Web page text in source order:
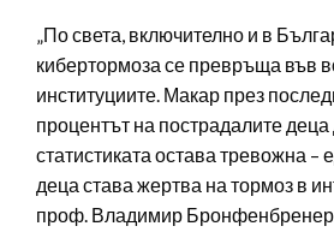
„По света, включително и в
кибертормоза се превръща във
институциите. Макар през
процентът на пострадалите
статистиката остава тревожна –
деца става жертва на тормоз в
проф. Владимир Бронфенбренер.